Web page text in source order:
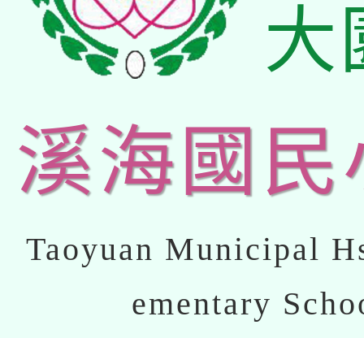
大
溪海國民
Taoyuan Municipal
ementary